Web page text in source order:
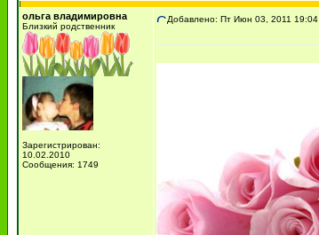
ольга владимировна
Близкий родственник
Зарегистрирован:
10.02.2010
Сообщения: 1749
Добавлено: Пт Июн 03, 2011 19:04